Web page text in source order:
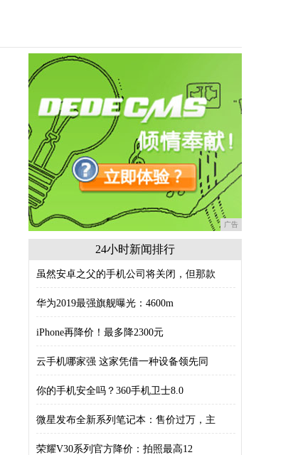
广告
24小时新闻排行
虽然安卓之父的手机公司将关闭，但那款
华为2019最强旗舰曝光：4600m
iPhone再降价！最多降2300元
云手机哪家强 这家凭借一种设备领先同
你的手机安全吗？360手机卫士8.0
微星发布全新系列笔记本：售价过万，主
荣耀V30系列官方降价：拍照最高12